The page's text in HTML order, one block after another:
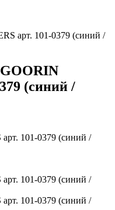
арт. 101-0379 (синий /
GOORIN
(синий /